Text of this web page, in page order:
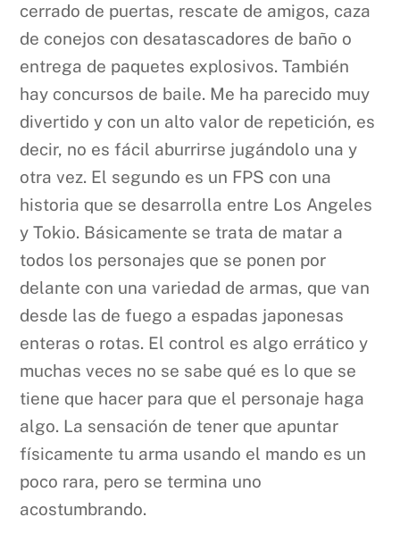
cerrado de puertas, rescate de amigos, caza
de conejos con desatascadores de baño o
entrega de paquetes explosivos. También
hay concursos de baile. Me ha parecido muy
divertido y con un alto valor de repetición, es
decir, no es fácil aburrirse jugándolo una y
otra vez. El segundo es un FPS con una
historia que se desarrolla entre Los Angeles
y Tokio. Básicamente se trata de matar a
todos los personajes que se ponen por
delante con una variedad de armas, que van
desde las de fuego a espadas japonesas
enteras o rotas. El control es algo errático y
muchas veces no se sabe qué es lo que se
tiene que hacer para que el personaje haga
algo. La sensación de tener que apuntar
físicamente tu arma usando el mando es un
poco rara, pero se termina uno
acostumbrando.